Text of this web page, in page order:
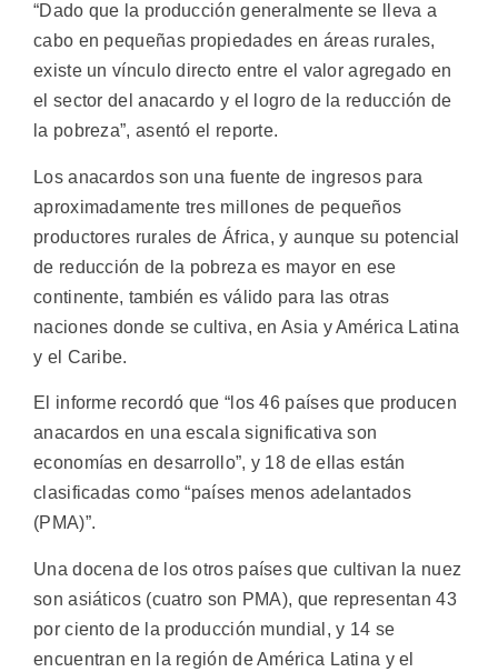
“Dado que la producción generalmente se lleva a
cabo en pequeñas propiedades en áreas rurales,
existe un vínculo directo entre el valor agregado en
el sector del anacardo y el logro de la reducción de
la pobreza”, asentó el reporte.
Los anacardos son una fuente de ingresos para
aproximadamente tres millones de pequeños
productores rurales de África, y aunque su potencial
de reducción de la pobreza es mayor en ese
continente, también es válido para las otras
naciones donde se cultiva, en Asia y América Latina
y el Caribe.
El informe recordó que “los 46 países que producen
anacardos en una escala significativa son
economías en desarrollo”, y 18 de ellas están
clasificadas como “países menos adelantados
(PMA)”.
Una docena de los otros países que cultivan la nuez
son asiáticos (cuatro son PMA), que representan 43
por ciento de la producción mundial, y 14 se
encuentran en la región de América Latina y el